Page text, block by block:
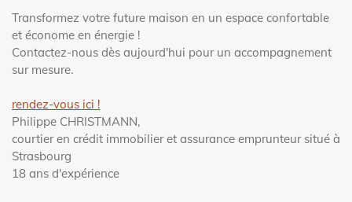
Transformez votre future maison en un espace confortable
et économe en énergie !
Contactez-nous dès aujourd'hui pour un accompagnement
sur mesure.
rendez-vous ici !
Philippe CHRISTMANN,
courtier en crédit immobilier et assurance emprunteur situé à
Strasbourg
18 ans d'expérience